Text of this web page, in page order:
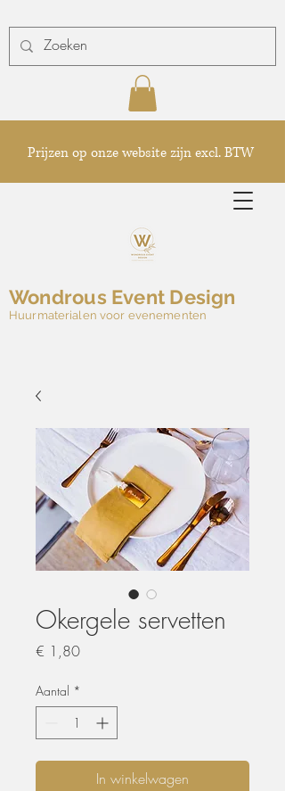
Prijzen op onze website zijn excl. BTW
Wondrous Event Design
Huurmaterialen voor evenementen
Okergele servetten
€ 1,80Prijs
Aantal *
In winkelwagen